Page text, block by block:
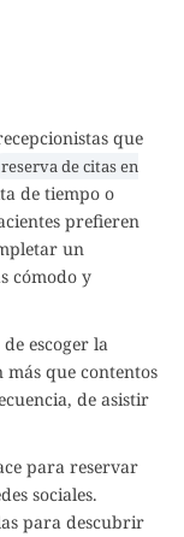
que
reserva de citas en
de tiempo o
prefieren
un
cómodo y
escoger la
que contentos
de asistir
para reservar
sociales.
para descubrir